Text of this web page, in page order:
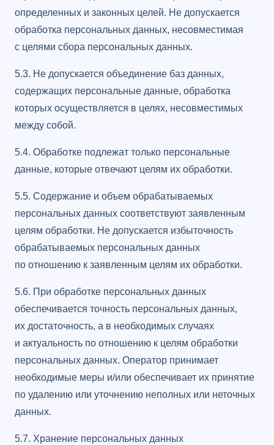
определенных и законных целей. Не допускается
обработка персональных данных, несовместимая
с целями сбора персональных данных.
5.3. Не допускается объединение баз данных,
содержащих персональные данные, обработка
которых осуществляется в целях, несовместимых
между собой.
5.4. Обработке подлежат только персональные
данные, которые отвечают целям их обработки.
5.5. Содержание и объем обрабатываемых
персональных данных соответствуют заявленным
целям обработки. Не допускается избыточность
обрабатываемых персональных данных
по отношению к заявленным целям их обработки.
5.6. При обработке персональных данных
обеспечивается точность персональных данных,
их достаточность, а в необходимых случаях
и актуальность по отношению к целям обработки
персональных данных. Оператор принимает
необходимые меры и/или обеспечивает их принятие
по удалению или уточнению неполных или неточных
данных.
5.7. Хранение персональных данных